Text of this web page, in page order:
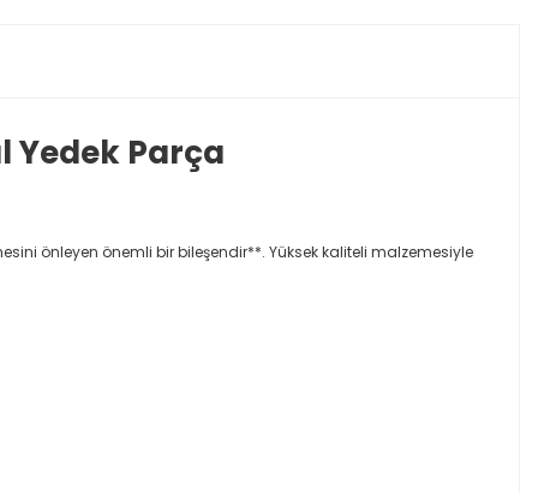
Yedek Parça
önleyen önemli bir bileşendir**. Yüksek kaliteli malzemesiyle